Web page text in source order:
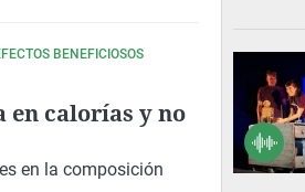
BENEFICIOSOS
en calorías y no
en la composición